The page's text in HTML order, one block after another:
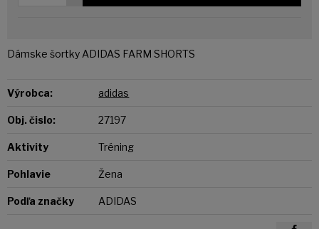
Dámske šortky ADIDAS FARM SHORTS
Výrobca: adidas
Obj. čislo: 27197
Aktivity Tréning
Pohlavie Žena
Podľa značky ADIDAS